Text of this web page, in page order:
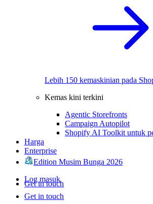
Lebih 150 kemaskinian pada
Kemas kini terkini
Agentic Storefronts
Campaign Autopilot
Shopify AI Toolkit untuk
Harga
Enterprise
Edition Musim Bunga 2026
Log masuk
Get in touch
Get in touch